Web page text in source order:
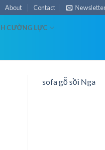
About Contact
CƯỜNG LỰC
sofa gỗ sồi Nga